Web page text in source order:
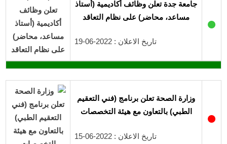
●
جامعة جدة تعلن وظائف أكاديمية (أستاذ
مساعد، محاضر) على نظام التعاقد
تاريخ الاعلان : 2022-06-19
●
وزارة الصحة تعلن برنامج (فني التعقيم
الطبي) بالتعاون مع هيئة التخصصات
تاريخ الاعلان : 2022-06-15